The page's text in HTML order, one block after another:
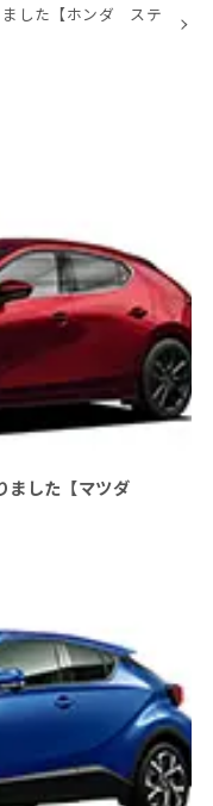
ました【ホンダ ステ
ました【マツダ